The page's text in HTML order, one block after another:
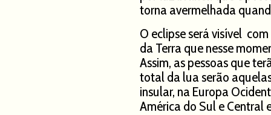
torna avermelhada
O eclipse será visível
da Terra que nesse
Assim, as pessoas que
total da lua serão
insular, na Europa
América do Sul e Central